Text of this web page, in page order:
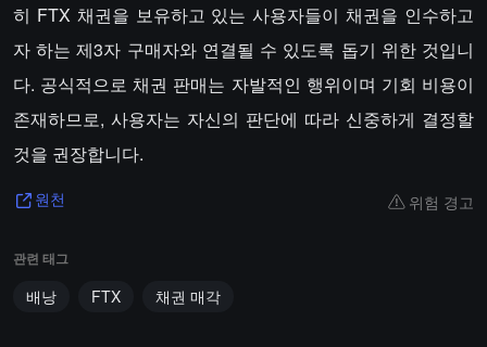
히 FTX 채권을 보유하고 있는 사용자들이 채권을 인수하고
자 하는 제3자 구매자와 연결될 수 있도록 돕기 위한 것입니
다. 공식적으로 채권 판매는 자발적인 행위이며 기회 비용이
존재하므로, 사용자는 자신의 판단에 따라 신중하게 결정할
것을 권장합니다.
원천 위험 경고
관련 태그
배낭 FTX 채권 매각